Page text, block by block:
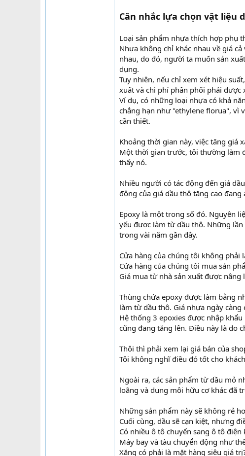
Cân nhắc lựa chọn vật liệu
Loại sản phẩm nhựa thích hợp phụ
Nhựa không chỉ khác nhau về giá
nhau, do đó, người ta muốn sản
dụng.
Tuy nhiên, nếu chỉ xem xét hiệu
xuất và chi phí phân phối phải được
Ví dụ, có những loại nhựa có khả
chẳng hạn như "ethylene florua", vì
cần thiết.
Khoảng thời gian này, việc tăng giá
Một thời gian trước, tôi thường làm
thấy nó.
Nhiều người có tác động đến giá
động của giá dầu thô tăng cao
Epoxy là một trong số đó. Nguyên
yếu được làm từ dầu thô. Những
trong vài năm gần đây.
Cửa hàng của chúng tôi không phải
Cửa hàng của chúng tôi mua sản
Giá mua từ nhà sản xuất được
Thùng chứa epoxy được làm bằng
làm từ dầu thô. Giá nhựa ngày càng
Hệ thống 3 epoxies được nhập
cũng đang tăng lên. Điều này là do
Thôi thì phải xem lại giá bán của
Tôi không nghĩ điều đó tốt cho
Ngoài ra, các sản phẩm từ dầu mỏ
loãng và dung môi hữu cơ khác đã
Những sản phẩm này sẽ không rẻ
Cuối cùng, dầu sẽ cạn kiệt, nhưng
Có nhiều ô tô chuyển sang ô tô điện
Máy bay và tàu chuyển động như
Xăng có phải là mặt hàng siêu giá